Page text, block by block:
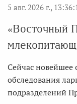
5 авг. 2026 г.,
«Восточный
Сейчас новейшее
обследования
подразделений